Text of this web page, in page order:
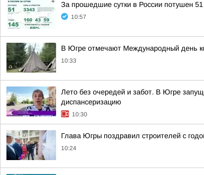
За прошедшие сутки в России потушен
10:57
В Югре отмечают Международный день
10:33
Лето без очередей и забот. В Югре
диспансеризацию
10:30
Глава Югры поздравил строителей с
10:24